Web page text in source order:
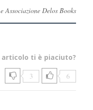
Delos Books
articolo ti è piaciuto?
3 6